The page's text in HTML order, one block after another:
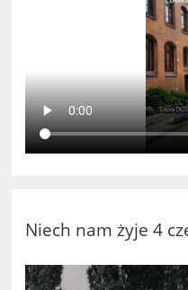
Niech nam żyje 4